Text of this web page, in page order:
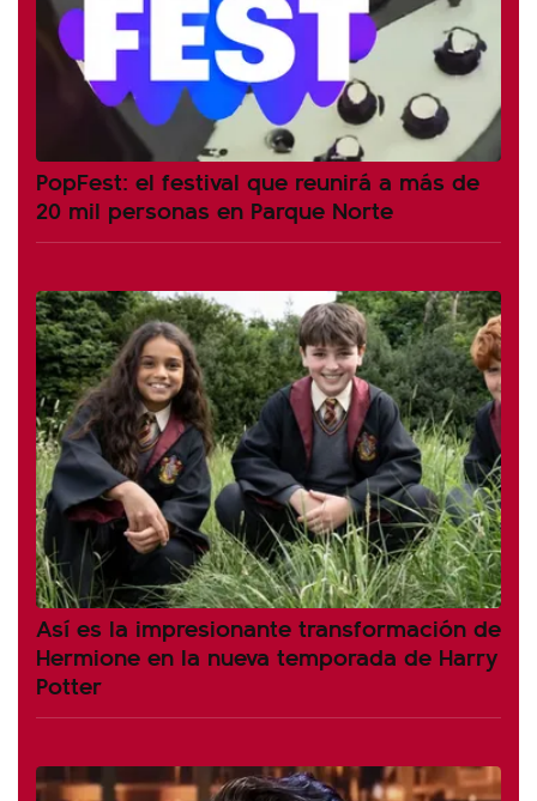
PopFest: el festival que reunirá a más de
20 mil personas en Parque Norte
Así es la impresionante transformación de
Hermione en la nueva temporada de Harry
Potter